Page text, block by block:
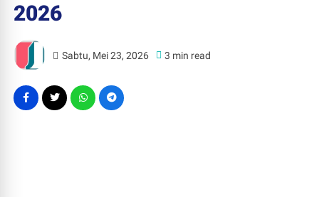
2026
Sabtu, Mei 23, 2026 3 min read